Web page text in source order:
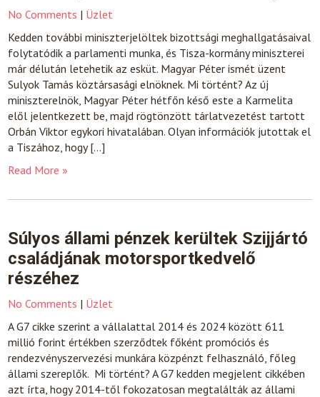
No Comments | Üzlet
Kedden további miniszterjelöltek bizottsági meghallgatásaival
folytatódik a parlamenti munka, és Tisza-kormány miniszterei
már délután letehetik az esküt. Magyar Péter ismét üzent
Sulyok Tamás köztársasági elnöknek. Mi történt? Az új
miniszterelnök, Magyar Péter hétfőn késő este a Karmelita
elől jelentkezett be, majd rögtönzött tárlatvezetést tartott
Orbán Viktor egykori hivatalában. Olyan információk jutottak el
a Tiszához, hogy […]
Read More »
Súlyos állami pénzek kerültek Szijjártó
családjának motorsportkedvelő
részéhez
No Comments | Üzlet
A G7 cikke szerint a vállalattal 2014 és 2024 között 611
millió forint értékben szerződtek főként promóciós és
rendezvényszervezési munkára közpénzt felhasználó, főleg
állami szereplők. Mi történt? A G7 kedden megjelent cikkében
azt írta, hogy 2014-től fokozatosan megtalálták az állami